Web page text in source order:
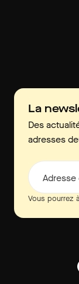
La
Des
adresses
Adresse
Vous pourrez